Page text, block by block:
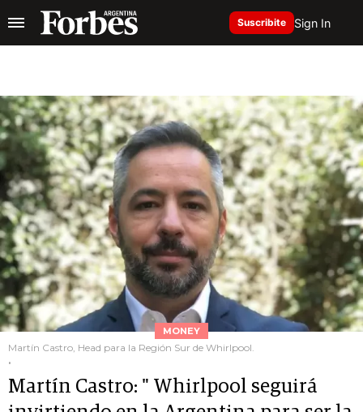
Suscribite Sign In
MONEY
Martín Castro, Head para la Región Sur de Whirlpool.
.
Martín Castro: " Whirlpool seguirá